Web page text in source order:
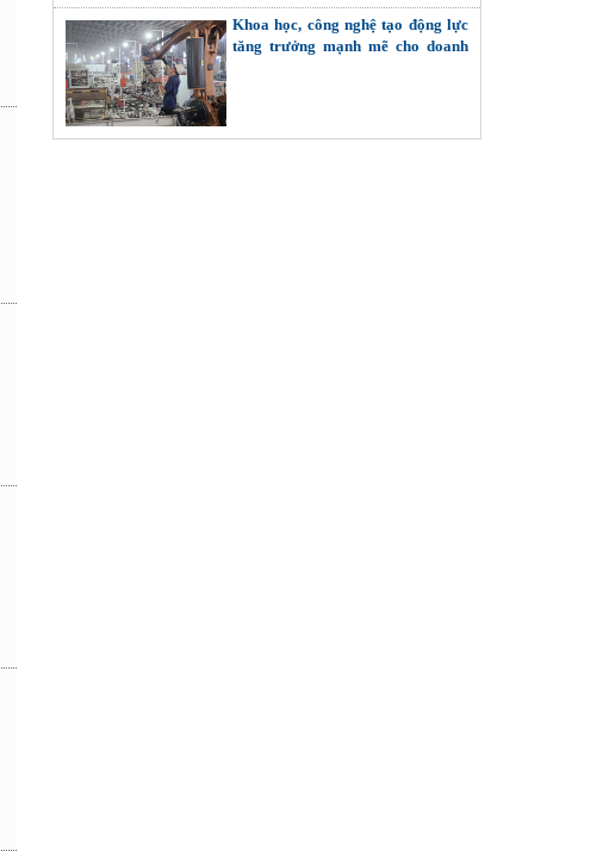
Khoa học, công nghệ tạo động lực
tăng trưởng mạnh mẽ cho doanh